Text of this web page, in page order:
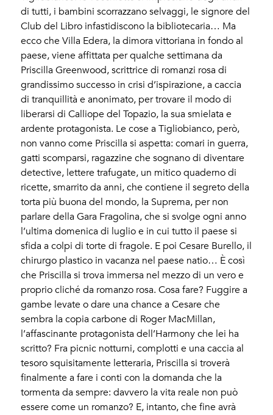
di tutti, i bambini scorrazzano selvaggi, le signore del
Club del Libro infastidiscono la bibliotecaria… Ma
ecco che Villa Edera, la dimora vittoriana in fondo al
paese, viene affittata per qualche settimana da
Priscilla Greenwood, scrittrice di romanzi rosa di
grandissimo successo in crisi d’ispirazione, a caccia
di tranquillità e anonimato, per trovare il modo di
liberarsi di Calliope del Topazio, la sua smielata e
ardente protagonista. Le cose a Tigliobianco, però,
non vanno come Priscilla si aspetta: comari in guerra,
gatti scomparsi, ragazzine che sognano di diventare
detective, lettere trafugate, un mitico quaderno di
ricette, smarrito da anni, che contiene il segreto della
torta più buona del mondo, la Suprema, per non
parlare della Gara Fragolina, che si svolge ogni anno
l’ultima domenica di luglio e in cui tutto il paese si
sfida a colpi di torte di fragole. E poi Cesare Burello, il
chirurgo plastico in vacanza nel paese natio… È così
che Priscilla si trova immersa nel mezzo di un vero e
proprio cliché da romanzo rosa. Cosa fare? Fuggire a
gambe levate o dare una chance a Cesare che
sembra la copia carbone di Roger MacMillan,
l’affascinante protagonista dell’Harmony che lei ha
scritto? Fra picnic notturni, complotti e una caccia al
tesoro squisitamente letteraria, Priscilla si troverà
finalmente a fare i conti con la domanda che la
tormenta da sempre: davvero la vita reale non può
essere come un romanzo? E, intanto, che fine avrà